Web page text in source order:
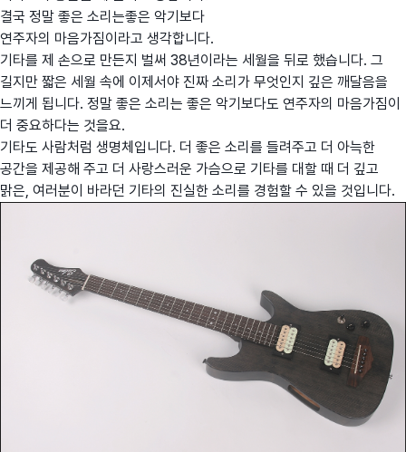
결국 정말 좋은 소리는좋은 악기보다
연주자의 마음가짐이라고 생각합니다.
기타를 제 손으로 만든지 벌써 38년이라는 세월을 뒤로 했습니다. 그
길지만 짧은 세월 속에 이제서야 진짜 소리가 무엇인지 깊은 깨달음을
느끼게 됩니다. 정말 좋은 소리는 좋은 악기보다도 연주자의 마음가짐이
더 중요하다는 것을요.
기타도 사람처럼 생명체입니다. 더 좋은 소리를 들려주고 더 아늑한
공간을 제공해 주고 더 사랑스러운 가슴으로 기타를 대할 때 더 깊고
맑은, 여러분이 바라던 기타의 진실한 소리를 경험할 수 있을 것입니다.